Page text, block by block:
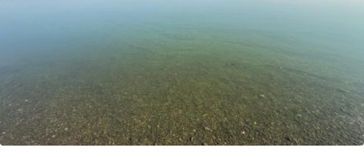
zastupitel města Olomouce, na jeho přání nebudeme